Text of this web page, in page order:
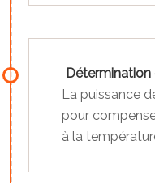
Détermination
La puissance
pour
à la